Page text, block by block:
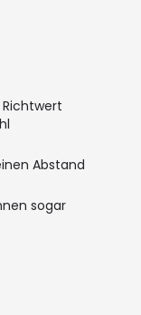
Abstand
sogar